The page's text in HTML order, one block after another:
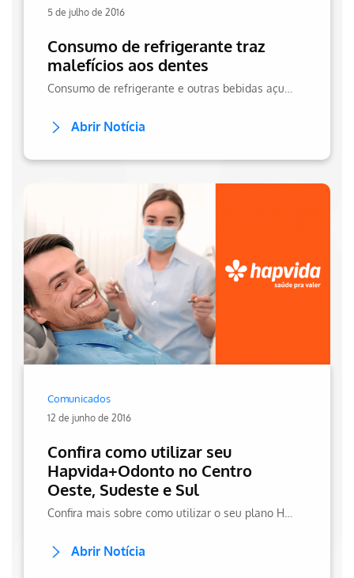
5 de julho de 2016
Consumo de refrigerante traz
malefícios aos dentes
Abrir Notícia
Comunicados
12 de junho de 2016
Confira como utilizar seu
Hapvida+Odonto no Centro
Oeste, Sudeste e Sul
Abrir Notícia